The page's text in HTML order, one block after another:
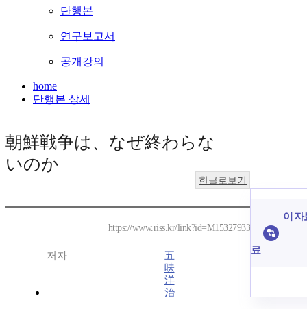
단행본
연구보고서
공개강의
home
단행본 상세
朝鮮戦争は、なぜ終わらな
いのか
한글로보기
https://www.riss.kr/link?id=M15327933
저자
五
味
洋
治
이 자
료